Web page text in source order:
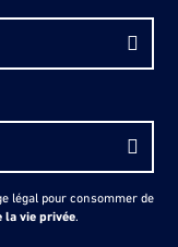
légal pour consommer de
la vie privée.